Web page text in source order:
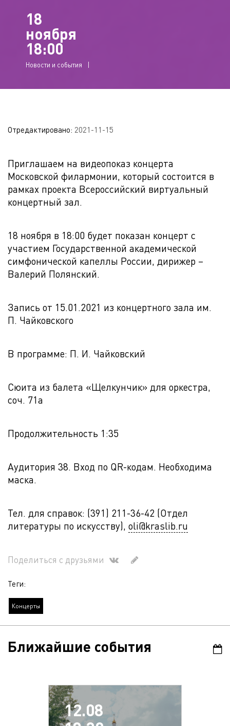
18
ноября
18:00
Новости и события
Отредактировано: 2021-11-15
Приглашаем на видеопоказ концерта
Московской филармонии, который состоится в
рамках проекта Всероссийский виртуальный
концертный зал.
18 ноября в 18:00 будет показан концерт с
участием Государственной академической
симфонической капеллы России, дирижер –
Валерий Полянский.
Запись от 15.01.2021 из концертного зала им.
П. Чайковского
В программе: П. И. Чайковский
Сюита из балета «Щелкунчик» для оркестра,
соч. 71a
Продолжительность 1:35
Аудитория 38. Вход по QR-кодам. Необходима
маска.
Тел. для справок: (391) 211-36-42 (Отдел
литературы по искусству), oli@kraslib.ru
Поделиться с друзьями
Теги:
Концерты
Ближайшие события
12.08